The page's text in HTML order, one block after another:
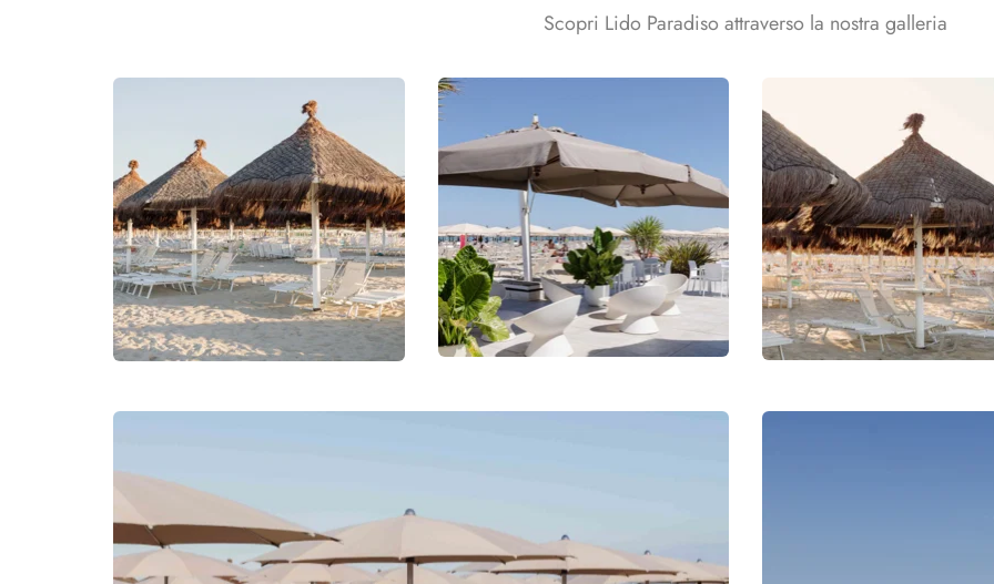
Scopri Lido Paradiso attraverso la nostra galleria